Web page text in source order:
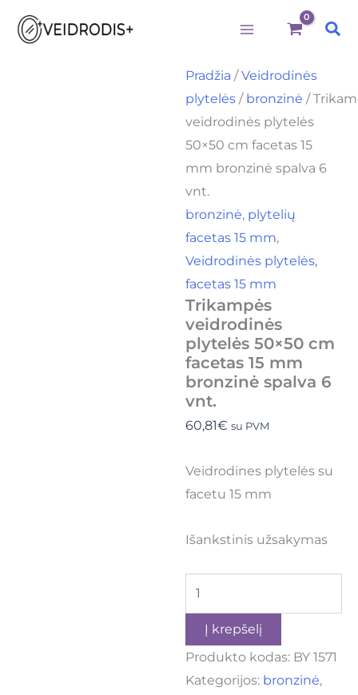
Pereiti
prie
Pradžia /Veidrodinės
plytelės / bronzinė /
veidrodinės plytelės
50×50 cm facetas 15
mm bronzinė spalva 6
vnt.
bronzinė, plytelių
facetas 15 mm,
Veidrodinės plytelės,
facetas 15 mm
Trikampės
veidrodinės
plytelės 50×50 cm
facetas 15 mm
bronzinė spalva 6
vnt.
60,81€ su PVM
Veidrodines plytelės su
facetu 15 mm
Išankstinis užsakymas
Trikampės
plytelės
cm
facetas
mm
bronzinė
6
vnt.
Į krepšelį
Produkto kodas: BY 1571
Kategorijos: bronzinė,